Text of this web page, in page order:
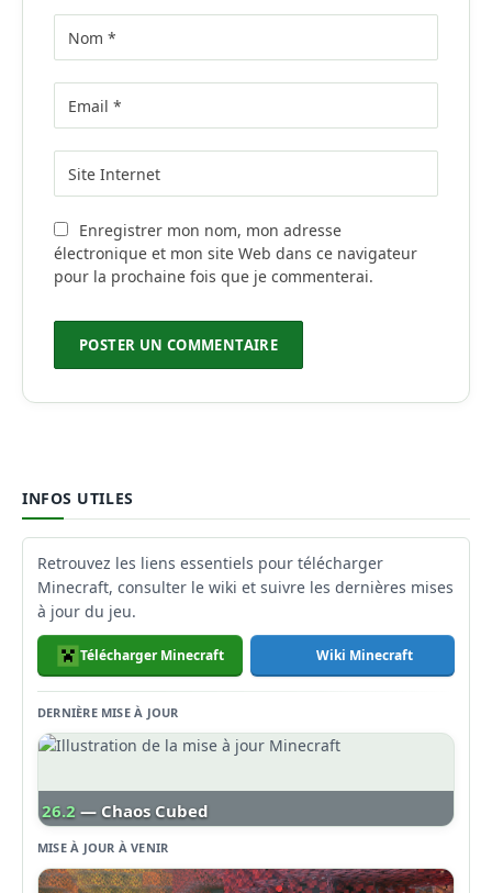
Enregistrer mon nom, mon adresse
électronique et mon site Web dans ce navigateur
pour la prochaine fois que je commenterai.
INFOS UTILES
Retrouvez les liens essentiels pour télécharger
Minecraft, consulter le wiki et suivre les dernières mises
à jour du jeu.
Télécharger Minecraft Wiki Minecraft
DERNIÈRE MISE À JOUR
26.2 — Chaos Cubed
MISE À JOUR À VENIR